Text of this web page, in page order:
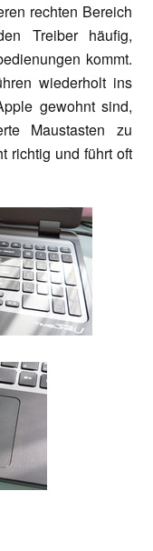
rechten Bereich
Treiber häufig,
kommt.
wiederholt ins
gewohnt sind,
Maustasten zu
richtig und führt oft